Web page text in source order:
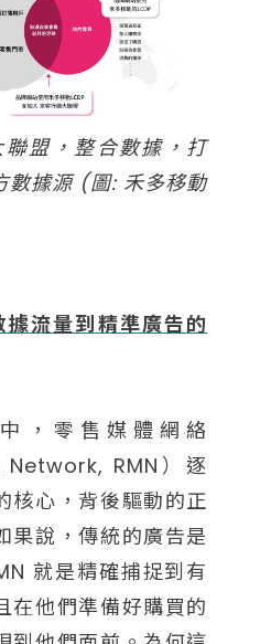
盟，整合數據，打
數據源 (圖: 禾多移動
流量到精準廣告的
，零售媒體網絡
Network, RMN）逐
核心，背後驅動的正
果說，傳統的廣告是
就是精確捕捉到有
在他們準備好購買的